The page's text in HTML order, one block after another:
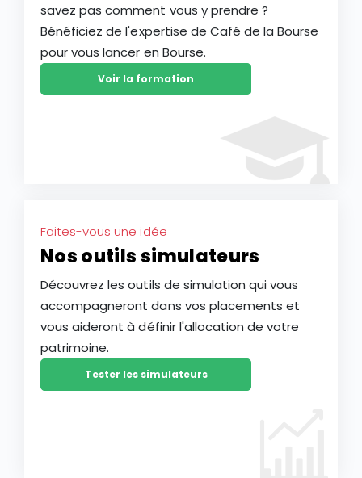
savez pas comment vous y prendre ?
Bénéficiez de l'expertise de Café de la Bourse
pour vous lancer en Bourse.
Voir la formation
Faites-vous une idée
Nos outils simulateurs
Découvrez les outils de simulation qui vous
accompagneront dans vos placements et
vous aideront à définir l'allocation de votre
patrimoine.
Tester les simulateurs